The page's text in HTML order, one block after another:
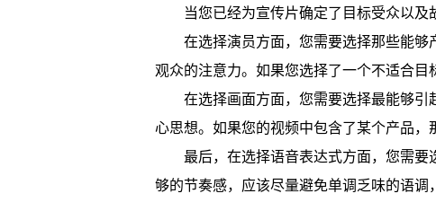
当您已经为宣传片确定了目标受众以及
在选择演员方面，您需要选择那些能够
观众的注意力。如果您选择了一个不适合目
在选择画面方面，您需要选择最能够
心思想。如果您的视频中包含了某个产品，
最后，在选择语音表达式方面，您需
够的节奏感，应该尽量避免单调乏味的语调